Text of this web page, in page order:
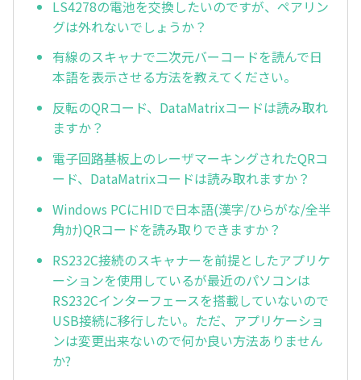
LS4278の電池を交換したいのですが、ペアリン
グは外れないでしょうか？
有線のスキャナで二次元バーコードを読んで日
本語を表示させる方法を教えてください。
反転のQRコード、DataMatrixコードは読み取れ
ますか？
電子回路基板上のレーザマーキングされたQRコ
ード、DataMatrixコードは読み取れますか？
Windows PCにHIDで日本語(漢字/ひらがな/全半
角ｶﾅ)QRコードを読み取りできますか？
RS232C接続のスキャナーを前提としたアプリケ
ーションを使用しているが最近のパソコンは
RS232Cインターフェースを搭載していないので
USB接続に移行したい。ただ、アプリケーショ
ンは変更出来ないので何か良い方法ありません
か?